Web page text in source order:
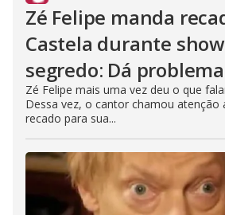
Zé Felipe manda
Castela durante
segredo: Dá problema
Zé Felipe mais uma vez deu o que
Dessa vez, o cantor chamou atenção
recado para sua...